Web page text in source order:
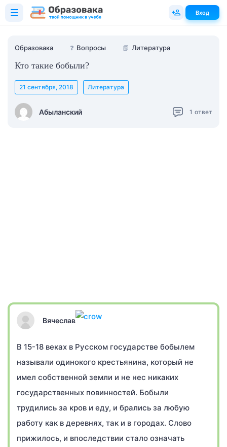
Образовака ❓ Вопросы 📗 Литература
Кто такие бобыли?
Абыланский
21 сентября, 2018 Литература
1 ответ
Вячеслав
В 15-18 веках в Русском государстве бобылем
называли одинокого крестьянина, который не
имел собственной земли и не нес никаких
государственных повинностей. Бобыли
трудились за кров и еду, и брались за любую
работу как в деревнях, так и в городах. Слово
прижилось, и впоследствии стало означать
Вход